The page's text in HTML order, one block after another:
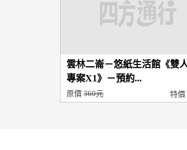
雲林二崙－悠紙生活館《雙
專案X1》－預約...
原價 360元 特價